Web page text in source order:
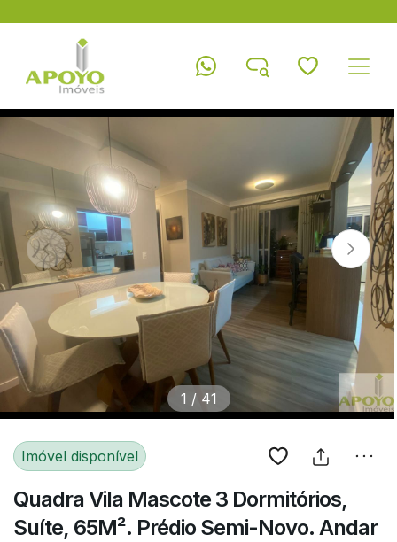
1 / 41
Imóvel disponível
Quadra Vila Mascote 3 Dormitórios,
Suíte, 65M². Prédio Semi-Novo. Andar